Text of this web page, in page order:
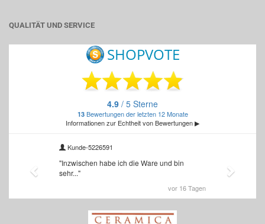
QUALITÄT UND SERVICE